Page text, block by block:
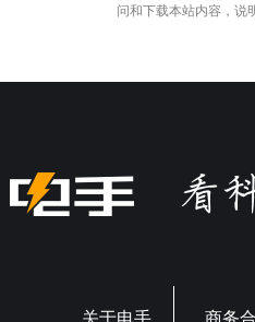
问和下载本站内容，说